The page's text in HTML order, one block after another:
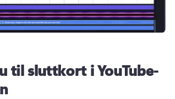
til sluttkort i YouTube-